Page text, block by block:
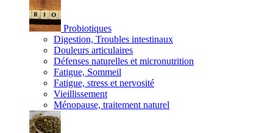
Probiotiques
Digestion, Troubles intestinaux
Douleurs articulaires
Défenses naturelles et micronutrition
Fatigue, Sommeil
Fatigue, stress et nervosité
Vieillissement
Ménopause, traitement naturel